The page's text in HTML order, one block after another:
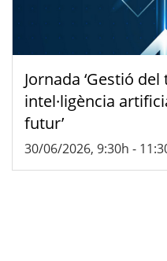
Jornada ‘Gestió
intel·ligència
futur’
30/06/2026, 9:30h -